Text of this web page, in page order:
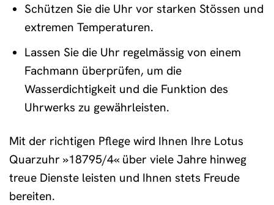
Schützen Sie die Uhr vor starken Stössen und
extremen Temperaturen.
Lassen Sie die Uhr regelmässig von einem
Fachmann überprüfen, um die
Wasserdichtigkeit und die Funktion des
Uhrwerks zu gewährleisten.
Mit der richtigen Pflege wird Ihnen Ihre Lotus
Quarzuhr »18795/4« über viele Jahre hinweg
treue Dienste leisten und Ihnen stets Freude
bereiten.